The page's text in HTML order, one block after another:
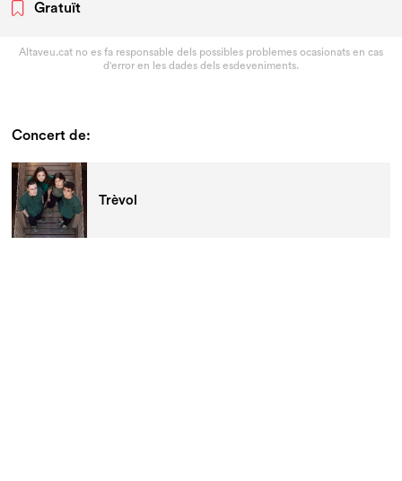
Gratuït
Altaveu.cat no es fa responsable dels possibles problemes ocasionats en cas
d'error en les dades dels esdeveniments.
Concert de:
Trèvol